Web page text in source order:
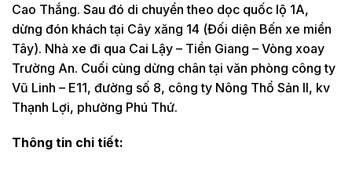
Cao Thắng. Sau đó di chuyển theo dọc quốc lộ 1A,
dừng đón khách tại Cây xăng 14 (Đối diện Bến xe miền
Tây). Nhà xe đi qua Cai Lậy – Tiền Giang – Vòng xoay
Trường An. Cuối cùng dừng chân tại văn phòng công ty
Vũ Linh – E11, đường số 8, công ty Nông Thổ Sản II, kv
Thạnh Lợi, phường Phú Thứ.
Thông tin chi tiết: